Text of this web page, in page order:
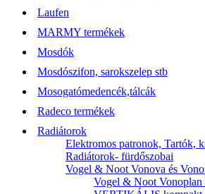
Laufen
MARMY termékek
Mosdók
Mosdószifon, sarokszelep stb
Mosogatómedencék,tálcák
Radeco termékek
Radiátorok
Elektromos patronok, Tartók,
Radiátorok- fürdőszobai
Vogel & Noot Vonova és
Vogel & Noot